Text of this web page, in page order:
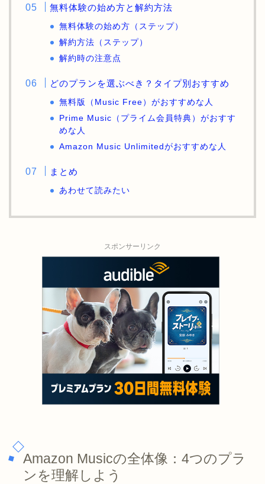
無料体験の始め方と解約方法
無料体験の始め方（ステップ）
解約方法（ステップ）
解約時の注意点
どのプランを選ぶべき？タイプ別おすすめ
無料版（Music Free）がおすすめな人
Prime Music（プライム会員特典）がおすす
めな人
Amazon Music Unlimitedがおすすめな人
まとめ
あわせて読みたい
スポンサーリンク
Amazon Musicの全体像：4つのプラ
ンを理解しよう